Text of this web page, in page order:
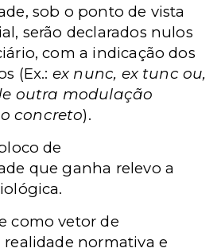
sob o ponto de vista
serão declarados nulos
com a indicação dos
(Ex.: ex nunc, ex tunc ou,
outra modulação
concreto).
de
que ganha relevo a
como vetor de
normativa e